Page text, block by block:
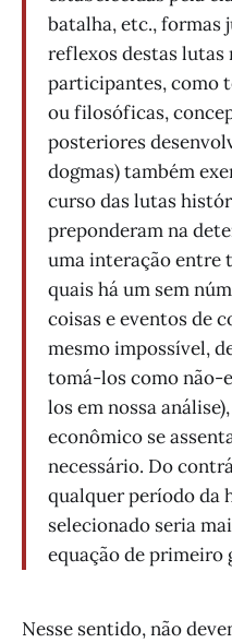
batalha, etc., formas
reflexos destas lutas
participantes, como
ou filosóficas,
posteriores
dogmas) também
curso das lutas
preponderam na
uma interação entre
quais há um sem
coisas e eventos de
mesmo impossível,
tomá-los como não-
los em nossa
econômico se
necessário. Do
qualquer período da
selecionado seria
equação de primeiro
Nesse sentido, não